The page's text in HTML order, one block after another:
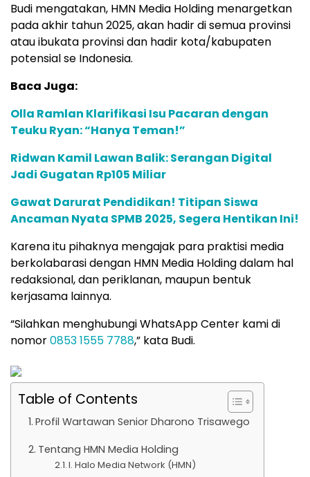
Budi mengatakan, HMN Media Holding menargetkan
pada akhir tahun 2025, akan hadir di semua provinsi
atau ibukata provinsi dan hadir kota/kabupaten
potensial se Indonesia.
Baca Juga:
Olla Ramlan Klarifikasi Isu Pacaran dengan
Teuku Ryan: “Hanya Teman!”
Ridwan Kamil Lawan Balik: Serangan Digital
Jadi Gugatan Rp105 Miliar
Gawat Darurat Pendidikan! Titipan Siswa
Ancaman Nyata SPMB 2025, Segera Hentikan Ini!
Karena itu pihaknya mengajak para praktisi media
berkolabarasi dengan HMN Media Holding dalam hal
redaksional, dan periklanan, maupun bentuk
kerjasama lainnya.
“Silahkan menghubungi WhatsApp Center kami di
nomor0853 1555 7788,” kata Budi.
Table of Contents
Profil Wartawan Senior Dharono Trisawego
Tentang HMN Media Holding
I. Halo Media Network (HMN)